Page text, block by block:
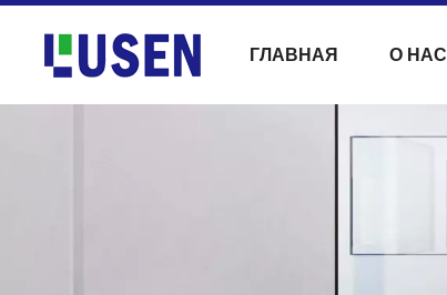
ГЛАВНАЯ О НАС